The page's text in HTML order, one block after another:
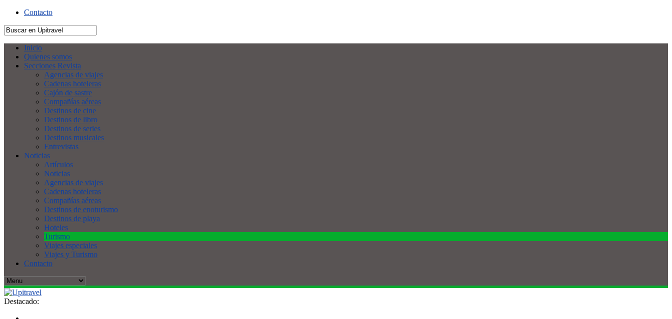
Contacto
Inicio
Quienes somos
Secciones Revista
Agencias de viajes
Cadenas hoteleras
Cajón de sastre
Compañías aéreas
Destinos de cine
Destinos de libro
Destinos de series
Destinos musicales
Entrevistas
Noticias
Artículos
Noticias
Agencias de viajes
Cadenas hoteleras
Compañías aéreas
Destinos de enoturismo
Destinos de playa
Hoteles
Turismo
Viajes especiales
Viajes y Turismo
Contacto
Destacado: